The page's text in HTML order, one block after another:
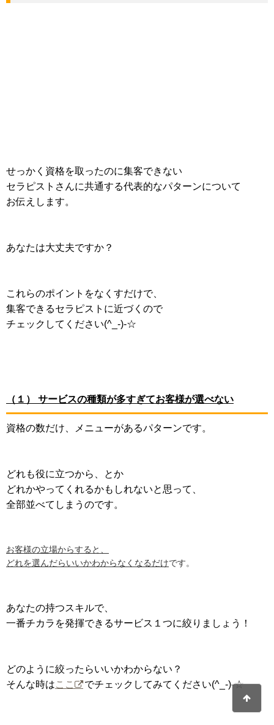
せっかく資格を取ったのに集客できない
セラピストさんに共通する代表的なパターンについて
お伝えします。
あなたは大丈夫ですか？
これらのポイントをなくすだけで、
集客できるセラピストに近づくので
チェックしてください(^_-)-☆
（１） サービスの種類が多すぎてお客様が選べない
資格の数だけ、メニューがあるパターンです。
どれも役に立つから、とか
どれかやってくれるかもしれないと思って、
全部並べてしまうのです。
お客様の立場からすると、
どれを選んだらいいかわからなくなるだけです。
あなたの持つスキルで、
一番チカラを発揮できるサービス１つに絞りましょう！
どのように絞ったらいいかわからない？
そんな時はここ でチェックしてみてください(^_-)-☆